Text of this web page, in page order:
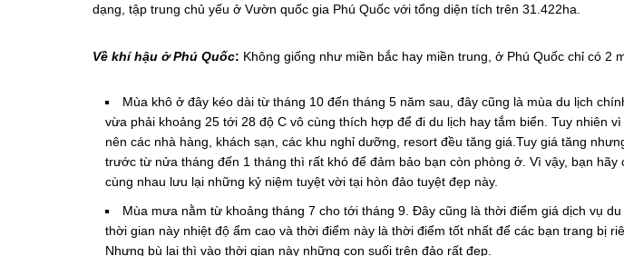
dạng, tập trung chủ yếu ở Vườn quốc gia Phú Quốc với tổng diện tích trên 31.422ha.
Về khí hậu ở Phú Quốc: Không giống như miền bắc hay miền trung, ở Phú Quốc chỉ có 2
Mùa khô ở đây kéo dài từ tháng 10 đến tháng 5 năm sau, đây cũng là mùa du lịch
vừa phải khoảng 25 tới 28 độ C vô cùng thích hợp để đi du lịch hay tắm biển. Tuy nhiên
nên các nhà hàng, khách sạn, các khu nghỉ dưỡng, resort đều tăng giá.Tuy giá tăng
trước từ nửa tháng đến 1 tháng thì rất khó để đảm bảo bạn còn phòng ở. Vì vậy, bạn hãy
cùng nhau lưu lại những kỷ niệm tuyệt vời tại hòn đảo tuyệt đẹp này.
Mùa mưa nằm từ khoảng tháng 7 cho tới tháng 9. Đây cũng là thời điểm giá dịch vụ
thời gian này nhiệt độ ẩm cao và thời điểm này là thời điểm tốt nhất để các bạn trang bị
Nhưng bù lại thì vào thời gian này những con suối trên đảo rất đẹp.